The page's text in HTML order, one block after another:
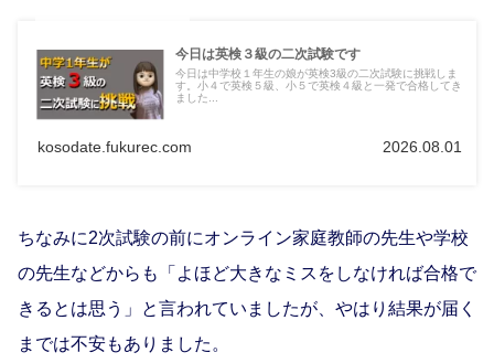
今日は英検３級の二次試験です
今日は中学校１年生の娘が英検3級の二次試験に挑戦しま
す。小４で英検５級、小５で英検４級と一発で合格してき
ました...
kosodate.fukurec.com 2026.08.01
ちなみに2次試験の前にオンライン家庭教師の先生や学校
の先生などからも「よほど大きなミスをしなければ合格で
きるとは思う」と言われていましたが、やはり結果が届く
までは不安もありました。